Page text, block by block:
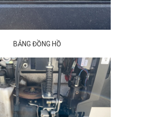
BẢNG ĐỒNG HỒ